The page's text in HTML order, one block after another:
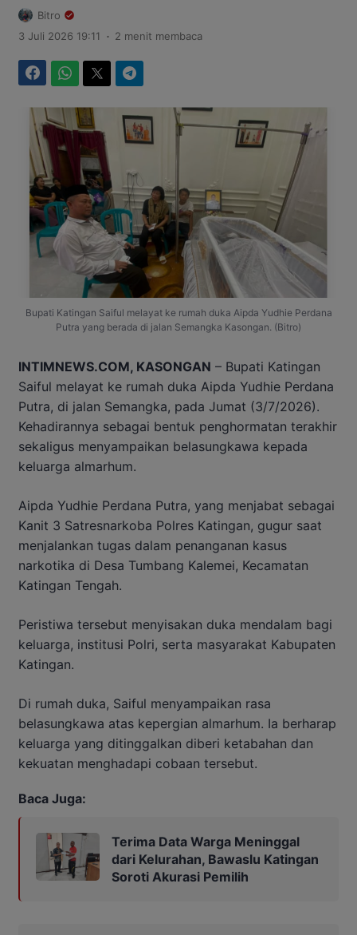
Bitro
3 Juli 2026 19:11
. 2 menit membaca
Bupati Katingan Saiful melayat ke rumah duka Aipda Yudhie Perdana
Putra yang berada di jalan Semangka Kasongan. (Bitro)
INTIMNEWS.COM, KASONGAN – Bupati Katingan
Saiful melayat ke rumah duka Aipda Yudhie Perdana
Putra, di jalan Semangka, pada Jumat (3/7/2026).
Kehadirannya sebagai bentuk penghormatan terakhir
sekaligus menyampaikan belasungkawa kepada
keluarga almarhum.
Aipda Yudhie Perdana Putra, yang menjabat sebagai
Kanit 3 Satresnarkoba Polres Katingan, gugur saat
menjalankan tugas dalam penanganan kasus
narkotika di Desa Tumbang Kalemei, Kecamatan
Katingan Tengah.
Peristiwa tersebut menyisakan duka mendalam bagi
keluarga, institusi Polri, serta masyarakat Kabupaten
Katingan.
Di rumah duka, Saiful menyampaikan rasa
belasungkawa atas kepergian almarhum. Ia berharap
keluarga yang ditinggalkan diberi ketabahan dan
kekuatan menghadapi cobaan tersebut.
Baca Juga:
Terima Data Warga Meninggal
dari Kelurahan, Bawaslu Katingan
Soroti Akurasi Pemilih